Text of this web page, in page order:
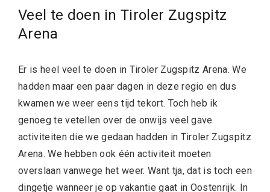
Veel te doen in Tiroler Zugspitz
Arena
Er is heel veel te doen in Tiroler Zugspitz Arena. We
hadden maar een paar dagen in deze regio en dus
kwamen we weer eens tijd tekort. Toch heb ik
genoeg te vetellen over de onwijs veel gave
activiteiten die we gedaan hadden in Tiroler Zugspitz
Arena. We hebben ook één activiteit moeten
overslaan vanwege het weer. Want tja, dat is toch een
dingetje wanneer je op vakantie gaat in Oostenrijk. In